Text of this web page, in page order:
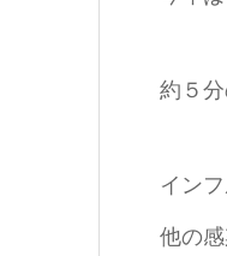
約５分
イン
他の